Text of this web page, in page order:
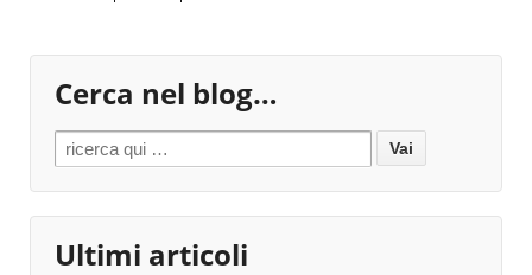
Cerca nel blog…
Search for:
Ultimi articoli